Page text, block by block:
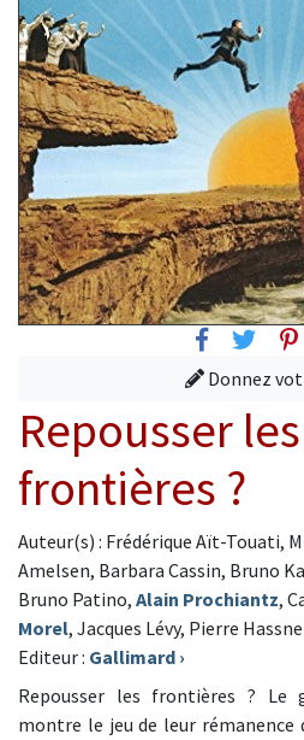
Facebook
Donnez
Repousser les
frontières ?
Auteur(s) : Frédérique Aït-Touati,
Amelsen, Barbara Cassin, Bruno
Bruno Patino, Alain Prochiantz,
Morel, Jacques Lévy, Pierre
Editeur : Gallimard ›
Repousser les frontières ? Le
montre le jeu de leur rémanence